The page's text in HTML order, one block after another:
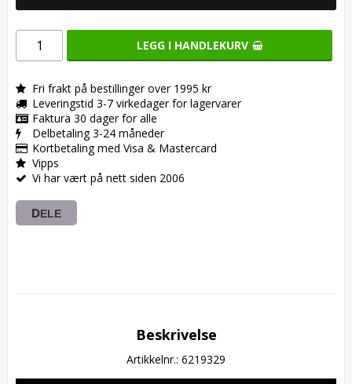
LEGG I HANDLEKURV
Fri frakt på bestillinger over 1995 kr
Leveringstid 3-7 virkedager for lagervarer
Faktura 30 dager for alle
Delbetaling 3-24 måneder
Kortbetaling med Visa & Mastercard
Vipps
Vi har vært på nett siden 2006
DELE
Beskrivelse
Artikkelnr.: 6219329